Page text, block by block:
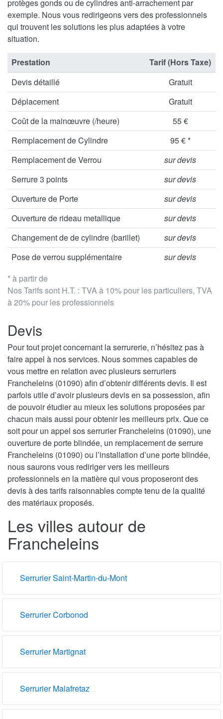
protèges gonds ou de cylindres anti-arrachement par
exemple. Nous vous redirigeons vers des professionnels
qui trouvent les solutions les plus adaptées à votre
situation.
* à partir de
Nos Tarifs sont H.T. : TVA à 10% pour les particuliers, TVA
à 20% pour les professionnels
Prestation
Tarif (Hors Taxe)
Devis détaillé
Gratuit
Déplacement
Gratuit
Coût de la mainœuvre (/heure)
55 €
Remplacement de Cylindre
95 € *
Remplacement de Verrou
sur devis
Serrure 3 points
sur devis
Ouverture de Porte
sur devis
Ouverture de rideau metallique
sur devis
Changement de de cylindre (barillet)
sur devis
Pose de verrou supplémentaire
sur devis
Devis
Pour tout projet concernant la serrurerie, n’hésitez pas à
faire appel à nos services. Nous sommes capables de
vous mettre en relation avec plusieurs serruriers
Francheleins (01090) afin d’obtenir différents devis. Il est
parfois utile d’avoir plusieurs devis en sa possession, afin
de pouvoir étudier au mieux les solutions proposées par
chacun mais aussi pour obtenir les meilleurs prix. Que ce
soit pour un appel sos serrurier Francheleins (01090), une
ouverture de porte blindée, un remplacement de serrure
Francheleins (01090) ou l’installation d’une porte blindée,
nous saurons vous rediriger vers les meilleurs
professionnels en la matière qui vous proposeront des
devis à des tarifs raisonnables compte tenu de la qualité
des matériaux proposés.
Les villes autour de
Francheleins
Serrurier Saint-Martin-du-Mont
Serrurier Corbonod
Serrurier Martignat
Serrurier Malafretaz